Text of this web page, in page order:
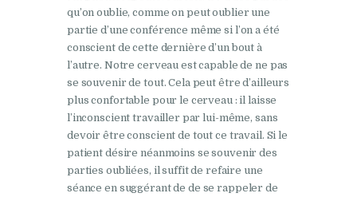
qu’on oublie, comme on peut oublier une
partie d’une conférence même si l’on a été
conscient de cette dernière d’un bout à
l’autre. Notre cerveau est capable de ne pas
se souvenir de tout. Cela peut être d’ailleurs
plus confortable pour le cerveau : il laisse
l’inconscient travailler par lui-même, sans
devoir être conscient de tout ce travail. Si le
patient désire néanmoins se souvenir des
parties oubliées, il suffit de refaire une
séance en suggérant de de se rappeler de